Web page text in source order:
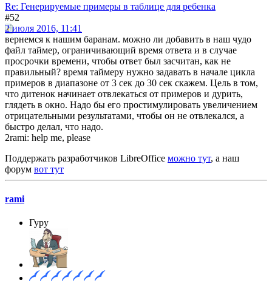
Re: Генерируемые примеры в таблице для ребенка
#52
2 июля 2016, 11:41
вернемся к нашим баранам. можно ли добавить в наш чудо
файл таймер, ограничивающий время ответа и в случае
просрочки времени, чтобы ответ был засчитан, как не
правильный? время таймеру нужно задавать в начале цикла
примеров в диапазоне от 3 сек до 30 сек скажем. Цель в том,
что дитенок начинает отвлекаться от примеров и дурить,
глядеть в окно. Надо бы его простимулировать увеличением
отрицательными результатами, чтобы он не отвлекался, а
быстро делал, что надо.
2rami: help me, please
Поддержать разработчиков LibreOffice можно тут, а наш
форум вот тут
rami
Гуру